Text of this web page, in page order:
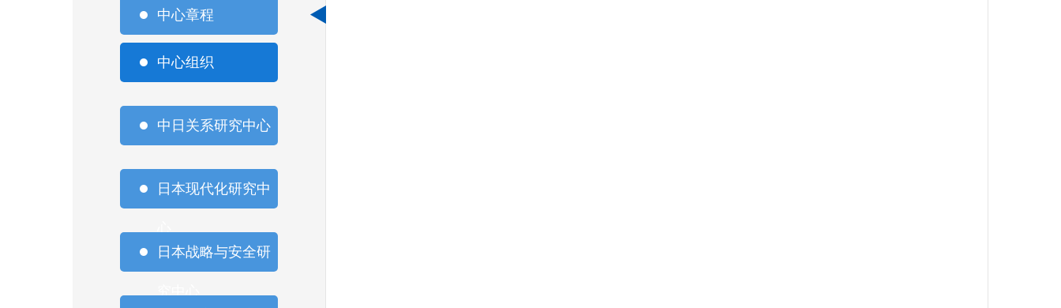
中心章程
中心组织
中日关系研究中心
日本现代化研究中
心
日本战略与安全研
究中心